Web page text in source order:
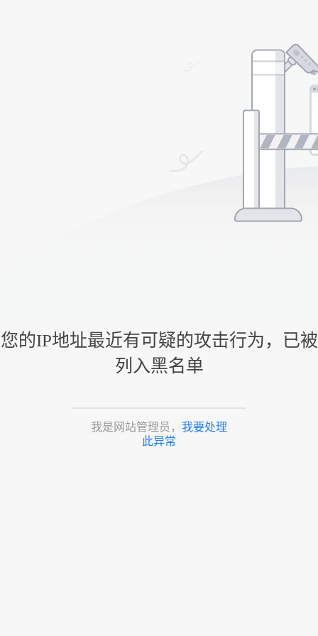
您的IP地址最近有可疑的攻击行为，已被
列入黑名单
我是网站管理员， 我要处理
此异常